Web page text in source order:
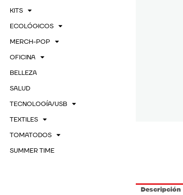
KITS
ECOLÓGICOS
MERCH-POP
OFICINA
BELLEZA
SALUD
TECNOLOGÍA/USB
TEXTILES
TOMATODOS
SUMMER TIME
Descripción